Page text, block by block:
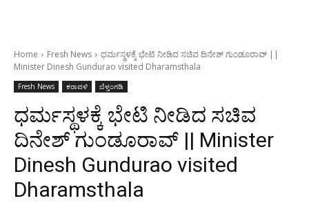
Home Fresh News
ಧರ್ಮಸ್ಥಳಕ್ಕೆ ಭೇಟಿ ನೀಡಿದ ಸಚಿವ ದಿನೇಶ್ ಗುಂಡೂರಾವ್ ||
Minister Dinesh Gundurao visited Dharamsthala
Fresh News ಕರಾವಳಿ ಬೆಳ್ತಂಗಡಿ
ಧರ್ಮಸ್ಥಳಕ್ಕೆ ಭೇಟಿ ನೀಡಿದ ಸಚಿವ
ದಿನೇಶ್ ಗುಂಡೂರಾವ್ || Minister
Dinesh Gundurao visited
Dharamsthala